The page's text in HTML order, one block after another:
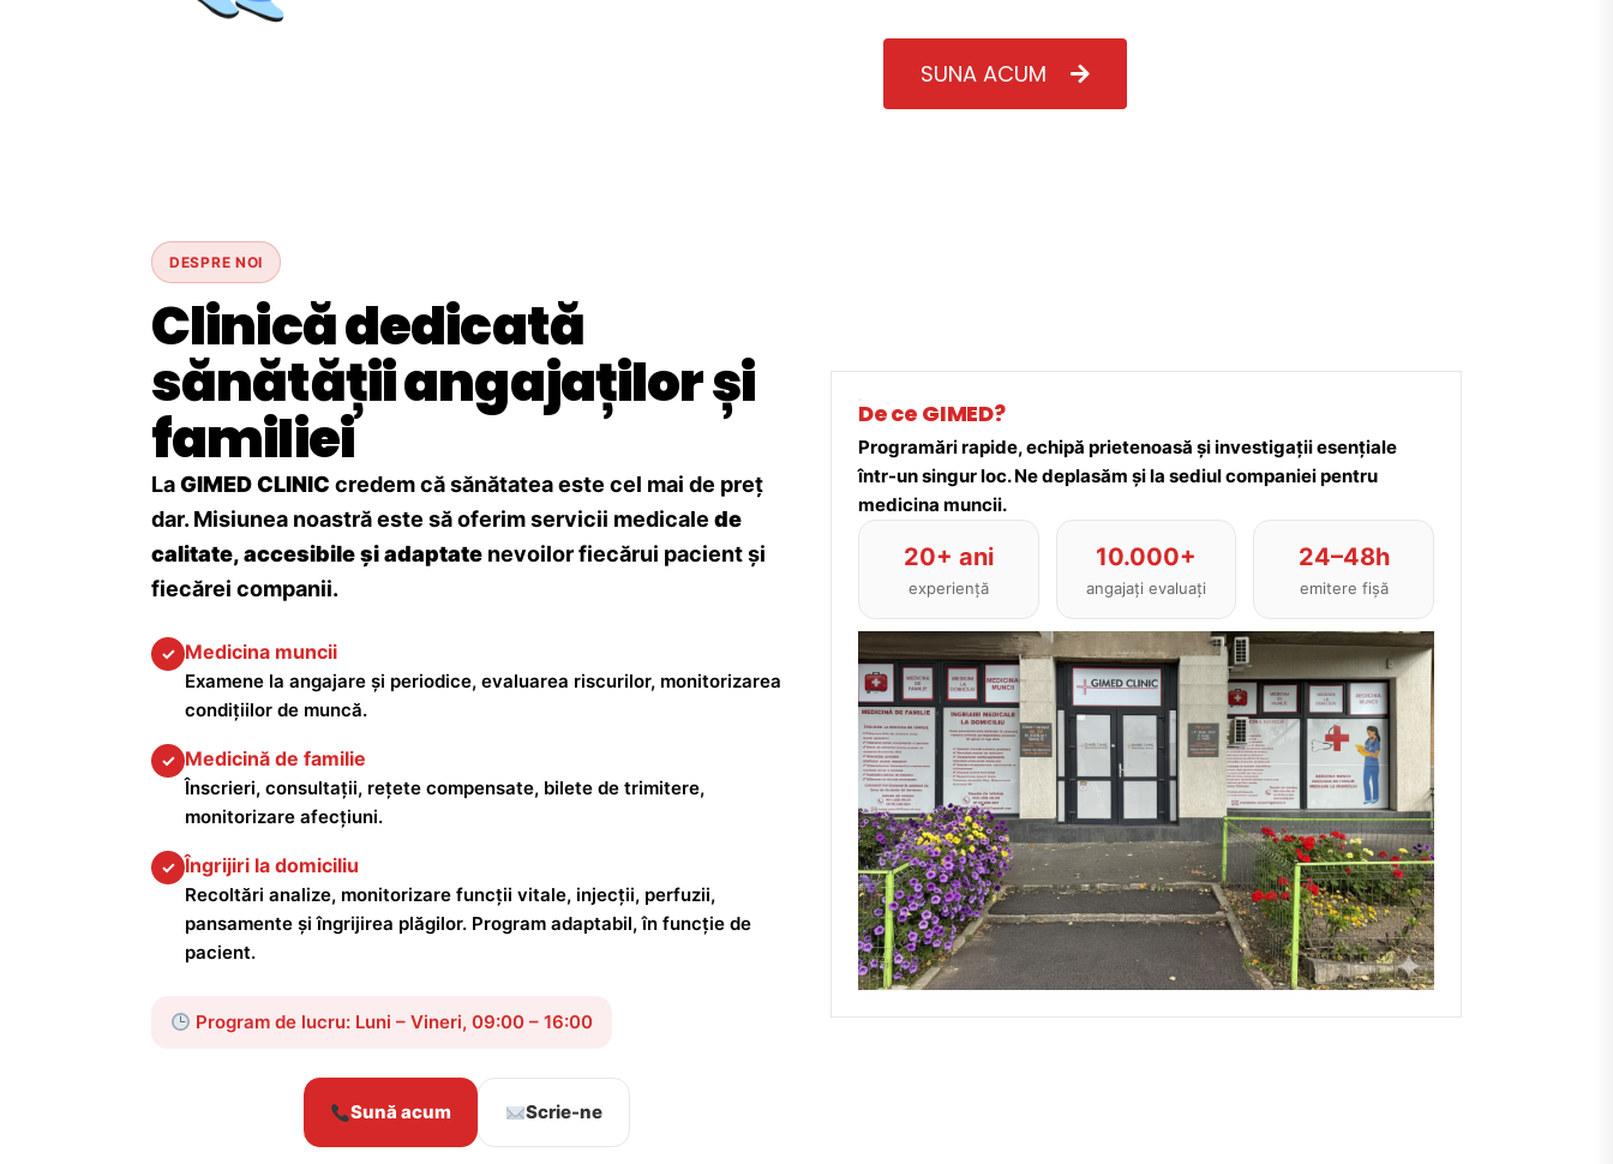
SUNA ACUM
DESPRE NOI
Clinică dedicată
sănătății angajaților și
familiei
LaGIMED CLINIC credem că sănătatea este cel mai de preț
dar. Misiunea noastră este să oferim servicii medicale de
calitate, accesibile și adaptate nevoilor fiecărui pacient și
fiecărei companii.
✓ Medicina muncii
Examene la angajare și periodice, evaluarea riscurilor, monitorizarea
condițiilor de muncă.
✓ Medicină de familie
Înscrieri, consultații, rețete compensate, bilete de trimitere,
monitorizare afecțiuni.
✓ Îngrijiri la domiciliu
Recoltări analize, monitorizare funcții vitale, injecții, perfuzii,
pansamente și îngrijirea plăgilor. Program adaptabil, în funcție de
pacient.
Program de lucru: Luni – Vineri, 09:00 – 16:00
Sună acum Scrie-ne
De ce GIMED?
Programări rapide, echipă prietenoasă și investigații esențiale
într-un singur loc. Ne deplasăm și la sediul companiei pentru
medicina muncii.
20+ ani
experiență
10.000+
angajați evaluați
24–48h
emitere fișă